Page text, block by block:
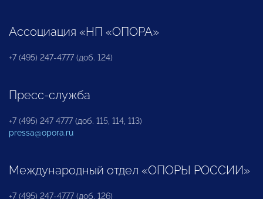
Ассоциация «НП «ОПОРА»
+7 (495) 247-4777 (доб. 124)
Пресс-служба
+7 (495) 247 4777 (доб. 115, 114, 113)
pressa@opora.ru
Международный отдел «ОПОРЫ РОССИИ»
+7 (495) 247-4777 (доб. 126)